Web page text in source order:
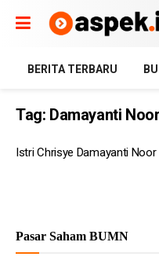
BERITA TERBARU
Tag: Damayanti Noor
Istri Chrisye Damayanti Noor
Pasar Saham BUMN